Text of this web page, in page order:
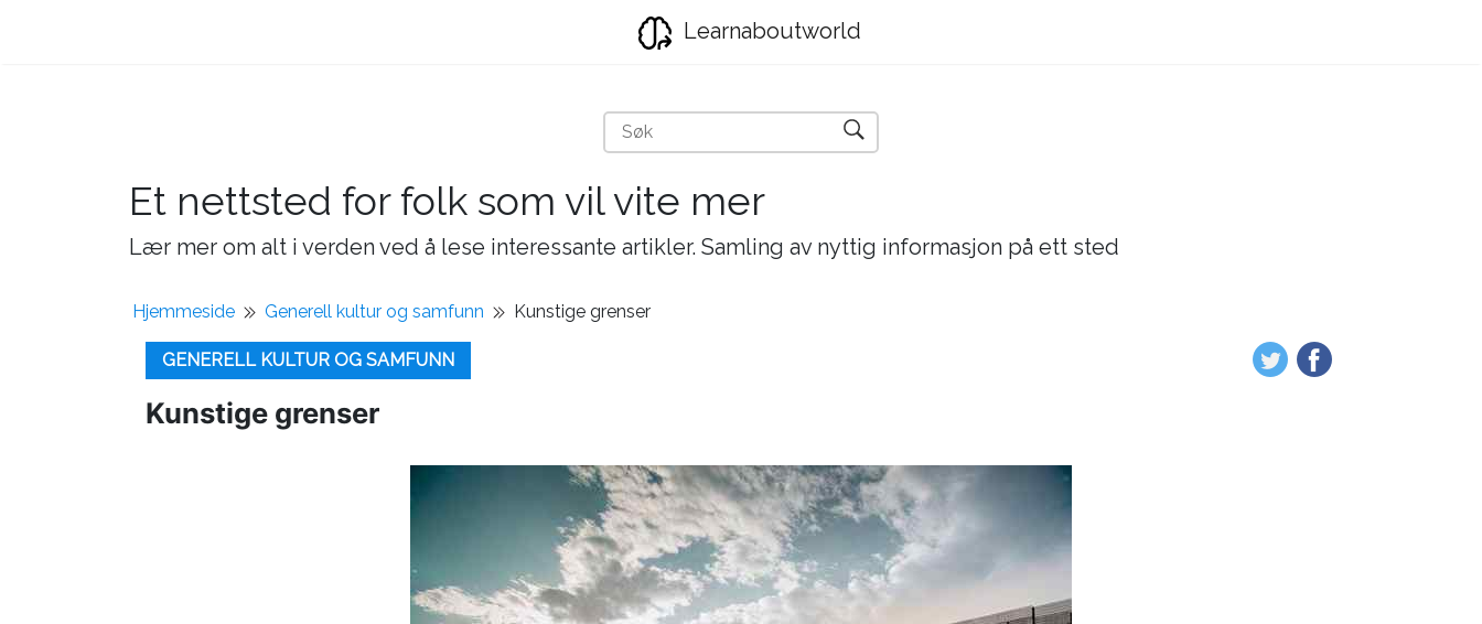
Learnaboutworld
Et nettsted for folk som vil vite mer
Lær mer om alt i verden ved å lese interessante artikler. Samling av nyttig informasjon på ett sted
Hjemmeside Generell kultur og samfunn Kunstige grenser
GENERELL KULTUR OG SAMFUNN
Kunstige grenser